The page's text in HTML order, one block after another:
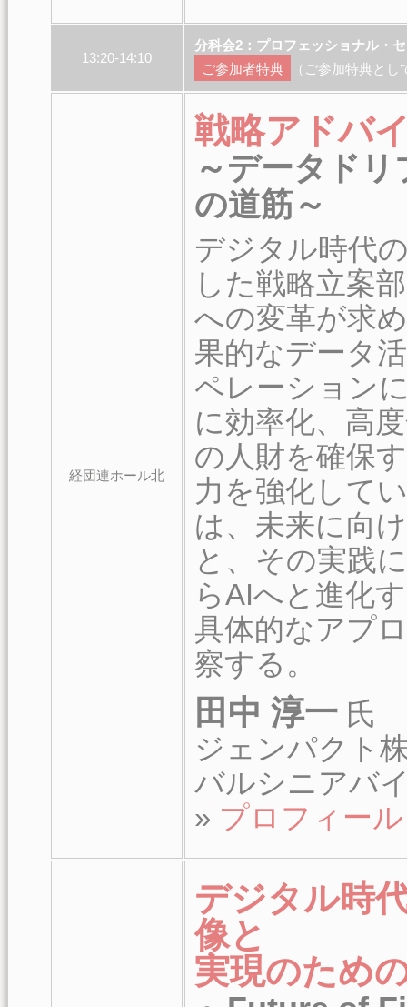
13:20-14:10
分科会2：プロフェッショナル・
ご参加者特典
（ご参加特典と
経団連ホール北
戦略アドバ
～データド
の道筋～
デジタル時代
した戦略立案
への変革が求
果的なデータ
ペレーション
に効率化、高
の人財を確保
力を強化して
は、未来に向
と、その実践
らAIへと進化
具体的なアプ
察する。
田中 淳一 氏
ジェンパクト
バルシニアバ
» プロフィール
デジタル時
像と
実現のため